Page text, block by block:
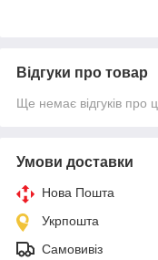
Відгуки про товар
Ще немає відгуків про
Умови доставки
Нова Пошта
Укрпошта
Самовивіз